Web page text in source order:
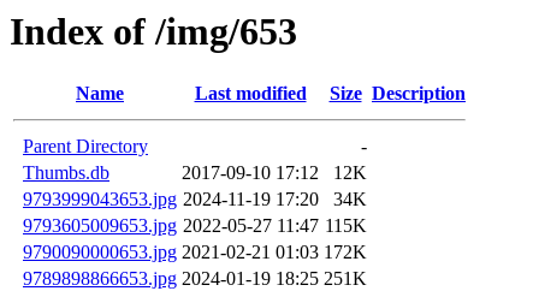
Index of /img/653
Name Last modified Size Description
Parent Directory
-
Thumbs.db
2017-09-10 17:12
12K
9793999043653.jpg 2024-11-19 17:20
34K
9793605009653.jpg 2022-05-27 11:47 115K
9790090000653.jpg 2021-02-21 01:03 172K
9789898866653.jpg 2024-01-19 18:25 251K